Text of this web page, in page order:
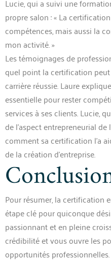
Lucie, qui a suivi une
propre salon : « La
compétences, mais aussi la
mon activité. »
Les témoignages de
quel point la certification
carrière réussie. Laure
essentielle pour rester
services à ses clients. Lucie,
de l’aspect entrepreneurial
comment sa certification l’a
de la création d’entreprise.
Pour résumer, la certification
étape clé pour quiconque
passionnant et en pleine
crédibilité et vous ouvre les
opportunités